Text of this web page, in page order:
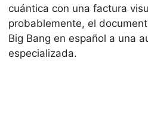
cuántica con una factura
probablemente, el
Big Bang en español a una
especializada.